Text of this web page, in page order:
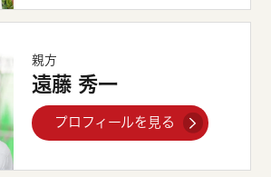
親方
遠藤 秀一
プロフィールを見る